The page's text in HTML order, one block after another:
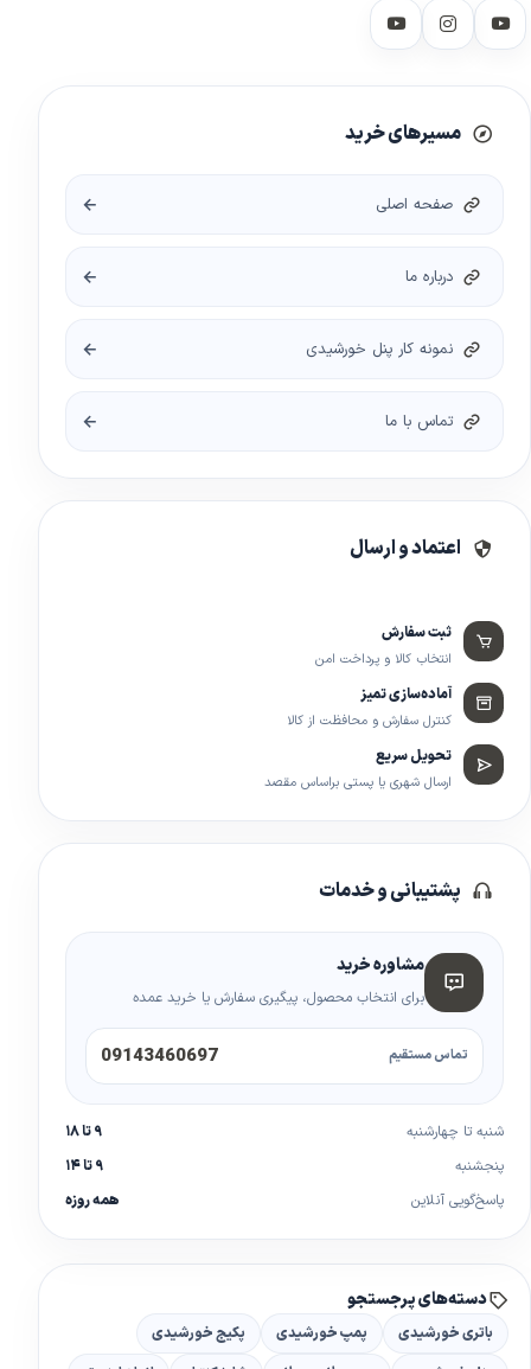
مسیرهای خرید
صفحه اصلی
درباره ما
نمونه کار پنل خورشیدی
تماس با ما
اعتماد و ارسال
ثبت سفارش
انتخاب کالا و پرداخت امن
آماده‌سازی تمیز
کنترل سفارش و محافظت از کالا
تحویل سریع
ارسال شهری یا پستی براساس مقصد
پشتیبانی و خدمات
مشاوره خرید
برای انتخاب محصول، پیگیری سفارش یا خرید عمده
تماس مستقیم 09143460697
شنبه تا چهارشنبه
۹ تا ۱۸
پنجشنبه
۹ تا ۱۴
پاسخ‌گویی آنلاین
همه روزه
دسته‌های پرجستجو
باتری خورشیدی پمپ خورشیدی
پکیج خورشیدی